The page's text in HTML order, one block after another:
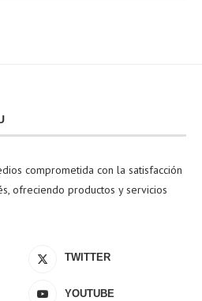
comprometida con la satisfacción
ofreciendo productos y servicios
TWITTER
YOUTUBE